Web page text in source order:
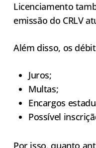
Licenciamento
emissão do CRLV
Além disso, os
Juros;
Multas;
Encargos
Possível
Por isso, quanto